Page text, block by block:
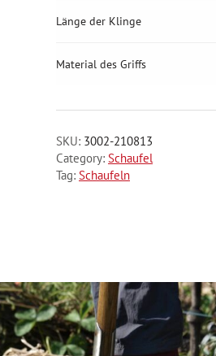
Länge der Klinge
Material des Griffs
SKU: 3002-210813
Category: Schaufel
Tag: Schaufeln